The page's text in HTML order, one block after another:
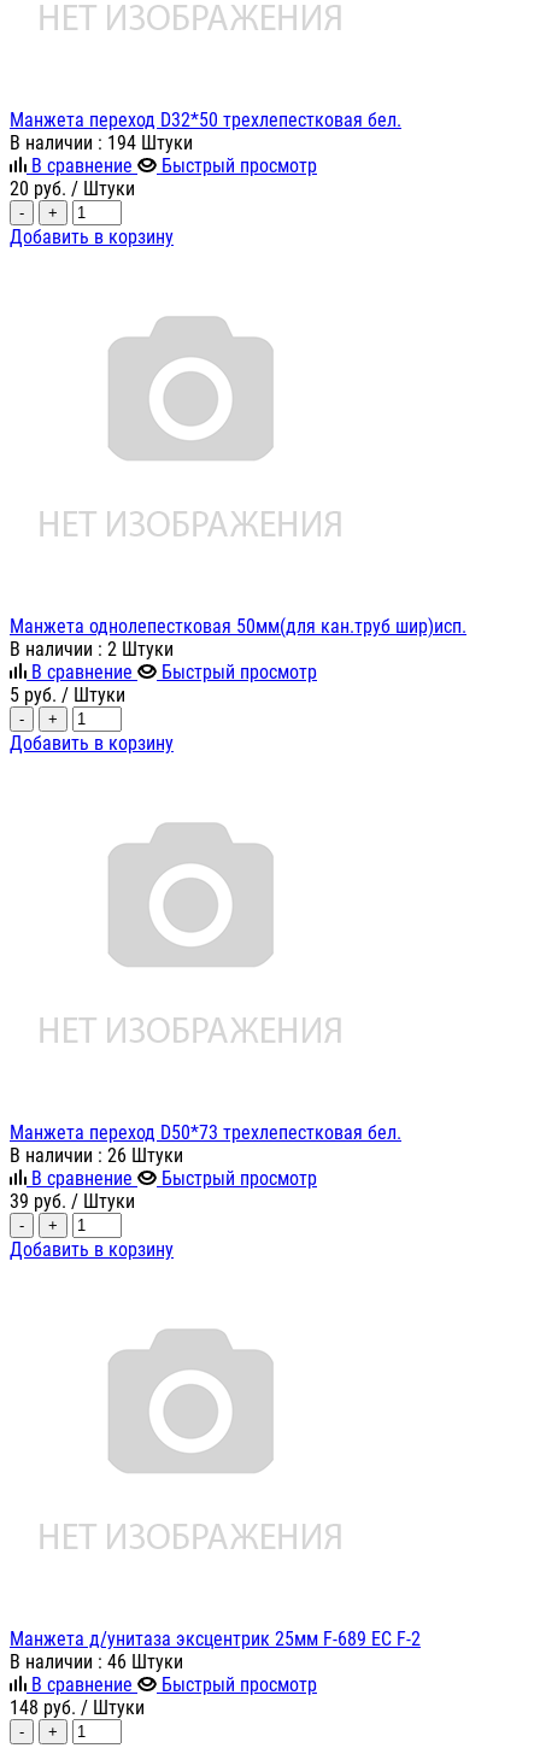
Манжета переход D32*50 трехлепестковая бел.
В наличии : 194 Штуки
В сравнение
Быстрый просмотр
20 руб. / Штуки
- +
Добавить в корзину
Манжета однолепестковая 50мм(для кан.труб шир)исп.
В наличии : 2 Штуки
В сравнение
Быстрый просмотр
5 руб. / Штуки
- +
Добавить в корзину
Манжета переход D50*73 трехлепестковая бел.
В наличии : 26 Штуки
В сравнение
Быстрый просмотр
39 руб. / Штуки
- +
Добавить в корзину
Манжета д/унитаза эксцентрик 25мм F-689 EC F-2
В наличии : 46 Штуки
В сравнение
Быстрый просмотр
148 руб. / Штуки
- +